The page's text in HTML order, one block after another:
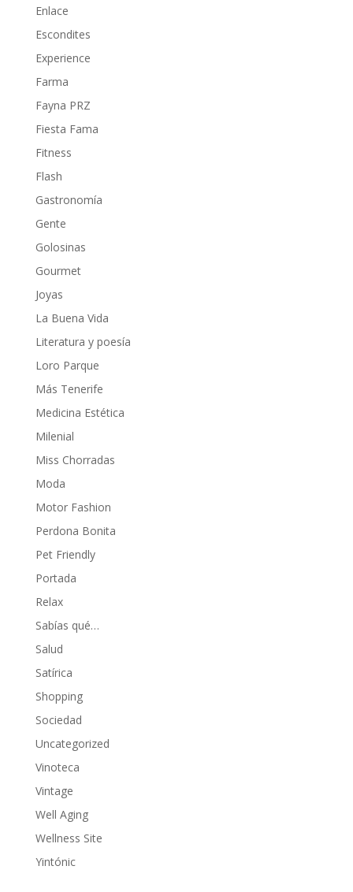
Enlace
Escondites
Experience
Farma
Fayna PRZ
Fiesta Fama
Fitness
Flash
Gastronomía
Gente
Golosinas
Gourmet
Joyas
La Buena Vida
Literatura y poesía
Loro Parque
Más Tenerife
Medicina Estética
Milenial
Miss Chorradas
Moda
Motor Fashion
Perdona Bonita
Pet Friendly
Portada
Relax
Sabías qué…
Salud
Satírica
Shopping
Sociedad
Uncategorized
Vinoteca
Vintage
Well Aging
Wellness Site
Yintónic